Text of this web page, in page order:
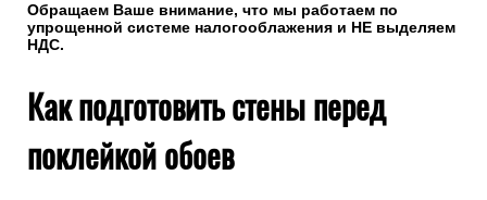
Обращаем Ваше внимание, что мы работаем по
упрощенной системе налогооблажения и НЕ выделяем
НДС.
Как подготовить стены перед
поклейкой обоев